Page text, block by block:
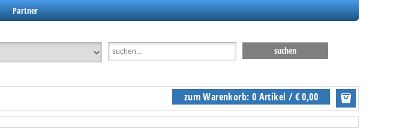
Partner
zum Warenkorb: 0 Artikel / € 0,00